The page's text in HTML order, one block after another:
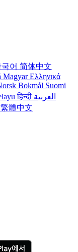
어 简体中文
MagyarΕλληνικά
Bokmål Suomi
हिन्दी العربية
繁體中文